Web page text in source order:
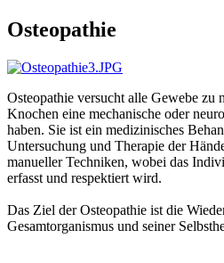
Osteopathie
Osteopathie versucht alle Gewebe zu
Knochen eine mechanische oder
haben. Sie ist ein medizinisches
Untersuchung und Therapie der
manueller Techniken, wobei das
erfasst und respektiert wird.
Das Ziel der Osteopathie ist die
Gesamtorganismus und seiner